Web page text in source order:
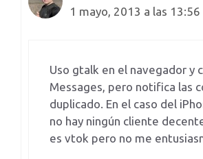
1 mayo, 2013 a las 13:56
Uso gtalk en el navegador y
Messages, pero notifica las
duplicado. En el caso del
no hay ningún cliente
es vtok pero no me